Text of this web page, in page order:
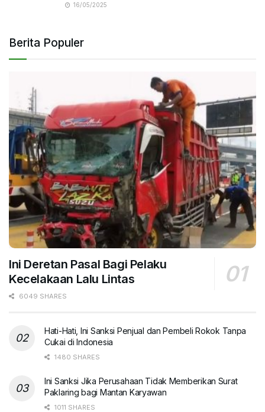
16/05/2025
Berita Populer
Ini Deretan Pasal Bagi Pelaku
Kecelakaan Lalu Lintas
6049 SHARES
Hati-Hati, Ini Sanksi Penjual dan Pembeli Rokok Tanpa
Cukai di Indonesia
1480 SHARES
Ini Sanksi Jika Perusahaan Tidak Memberikan Surat
Paklaring bagi Mantan Karyawan
1011 SHARES